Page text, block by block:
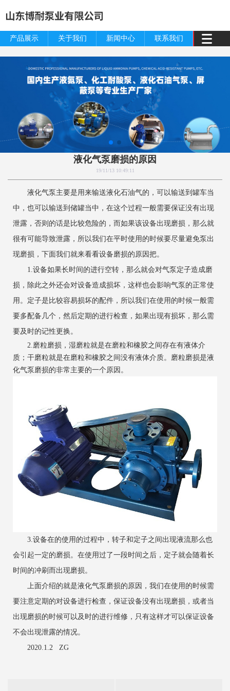
产品展示 关于我们 新闻中心 联系我们
液化气泵磨损的原因
19/11/13 10:49:11
液化气泵主要是用来输送液化石油气的，可以输送到罐车当
中，也可以输送到储罐当中，在这个过程一般需要保证没有出现
泄露，否则的话是比较危险的，而如果该设备出现磨损，那么就
很有可能导致泄露，所以我们在平时使用的时候要尽量避免泵出
现磨损，下面我们就来看看设备磨损的原因把。
1.设备如果长时间的进行空转，那么就会对气泵定子造成磨
损，除此之外还会对设备造成损坏，这样也会影响气泵的正常使
用。定子是比较容易损坏的配件，所以我们在使用的时候一般需
要多配备几个，然后定期的进行检查，如果出现有损坏，那么需
要及时的记性更换。
2.磨粒磨损，湿磨粒就是在磨粒和橡胶之间存在有液体介
质；干磨粒就是在磨粒和橡胶之间没有液体介质。磨粒磨损是液
化气泵磨损的非常主要的一个原因。
3.设备在的使用的过程中，转子和定子之间出现液流那么也
会引起一定的磨损。在使用过了一段时间之后，定子就会随着长
时间的冲刷而出现磨损。
上面介绍的就是液化气泵磨损的原因，我们在使用的时候需
要注意定期的对设备进行检查，保证设备没有出现磨损，或者当
出现磨损的时候可以及时的进行维修，只有这样才可以保证设备
不会出现泄露的情况。
2020.1.2 ZG